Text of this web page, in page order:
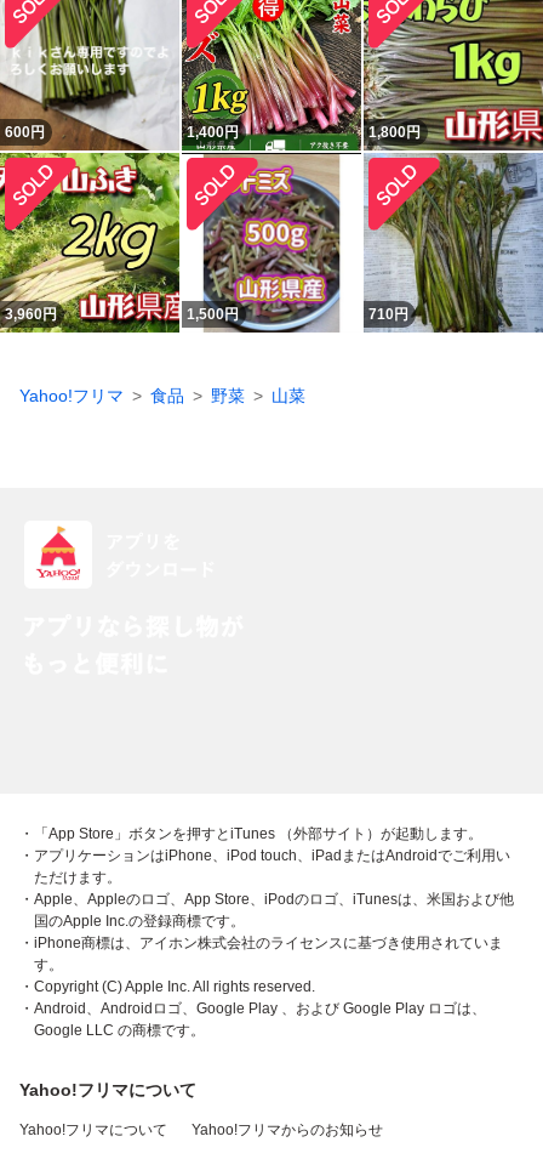
600円 1,400円 1,800円
3,960円 1,500円 710円
Yahoo!フリマ 食品 野菜 山菜
・「App Store」ボタンを押すとiTunes （外部サイト）が起動します。
・アプリケーションはiPhone、iPod touch、iPadまたはAndroidでご利用い
ただけます。
・Apple、Appleのロゴ、App Store、iPodのロゴ、iTunesは、米国および他
国のApple Inc.の登録商標です。
・iPhone商標は、アイホン株式会社のライセンスに基づき使用されていま
す。
・Copyright (C) Apple Inc. All rights reserved.
・Android、Androidロゴ、Google Play 、および Google Play ロゴは、
Google LLC の商標です。
Yahoo!フリマについて
Yahoo!フリマについて Yahoo!フリマからのお知らせ